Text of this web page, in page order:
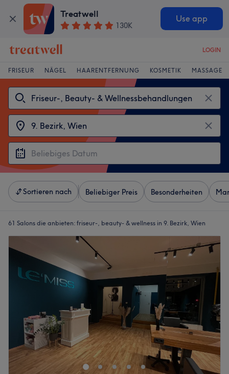
Treatwell
130K
Use app
LOGIN
FRISEUR NÄGEL HAARENTFERNUNG KOSMETIK MASSAGE
Sortieren nach Beliebiger Preis Besonderheiten
61 Salons die anbieten: friseur-, beauty- & wellness in 9. Bezirk, Wien